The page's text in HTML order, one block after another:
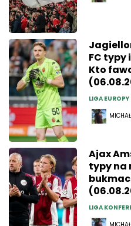
FC typy
Kto
LIGA EUROPY
Ajax
typy na
LIGA